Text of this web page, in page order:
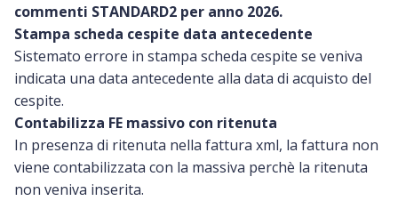
commenti STANDARD2 per anno 2026.
Stampa scheda cespite data antecedente
Sistemato errore in stampa scheda cespite se veniva
indicata una data antecedente alla data di acquisto del
cespite.
Contabilizza FE massivo con ritenuta
In presenza di ritenuta nella fattura xml, la fattura non
viene contabilizzata con la massiva perchè la ritenuta
non veniva inserita.